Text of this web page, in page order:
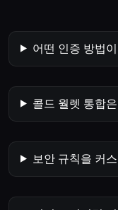
어떤 인증 방법
콜드 월렛 통합
보안 규칙을 커